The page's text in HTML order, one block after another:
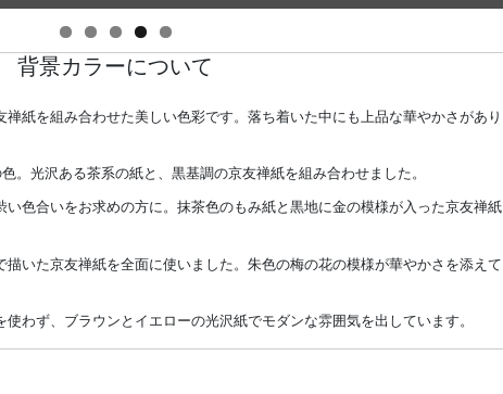
背景カラーについて
紙を組み合わせた美しい色彩です。落ち着いた中にも上品な華やかさがあり
。光沢ある茶系の紙と、黒基調の京友禅紙を組み合わせました。
色合いをお求めの方に。抹茶色のもみ紙と黒地に金の模様が入った京友禅紙
いた京友禅紙を全面に使いました。朱色の梅の花の模様が華やかさを添えて
わず、ブラウンとイエローの光沢紙でモダンな雰囲気を出しています。